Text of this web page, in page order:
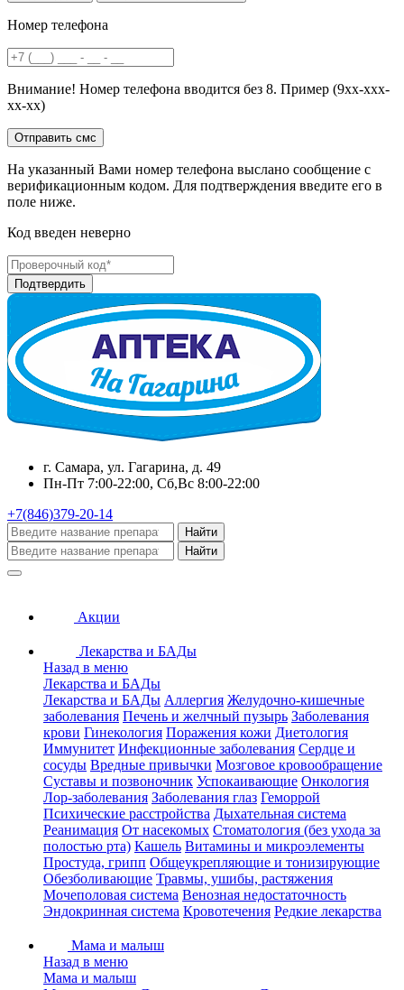
Номер телефона
Внимание! Номер телефона вводится без 8. Пример (9хх-ххх-
хх-хх)
На указанный Вами номер телефона выслано сообщение с
верификационным кодом. Для подтверждения введите его в
поле ниже.
Код введен неверно
г. Самара, ул. Гагарина, д. 49
Пн-Пт 7:00-22:00, Сб,Вс 8:00-22:00
+7(846)379-20-14
Найти
Найти
Акции
Лекарства и БАДы
Назад в меню
Лекарства и БАДы
Лекарства и БАДы Аллергия Желудочно-кишечные
заболевания Печень и желчный пузырь Заболевания
крови Гинекология Поражения кожи Диетология
Иммунитет Инфекционные заболевания Сердце и
сосуды Вредные привычки Мозговое кровообращение
Суставы и позвоночник Успокаивающие Онкология
Лор-заболевания Заболевания глаз Геморрой
Психические расстройства Дыхательная система
Реанимация От насекомых Стоматология (без ухода за
полостью рта) Кашель Витамины и микроэлементы
Простуда, грипп Общеукрепляющие и тонизирующие
Обезболивающие Травмы, ушибы, растяжения
Мочеполовая система Венозная недостаточность
Эндокринная система Кровотечения Редкие лекарства
Мама и малыш
Назад в меню
Мама и малыш